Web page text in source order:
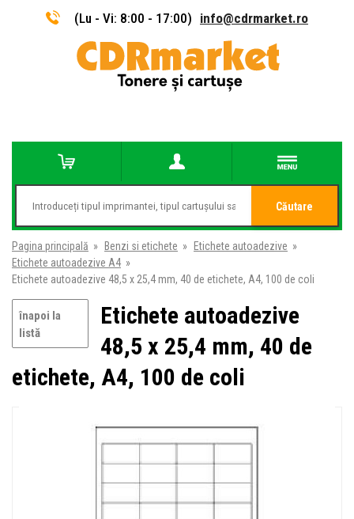
(Lu - Vi: 8:00 - 17:00) info@cdrmarket.ro
Căutare
Pagina principală » Benzi si etichete » Etichete autoadezive »
Etichete autoadezive A4 »
Etichete autoadezive 48,5 x 25,4 mm, 40 de etichete, A4, 100 de coli
înapoi la
listă
Etichete autoadezive
48,5 x 25,4 mm, 40 de
etichete, A4, 100 de coli